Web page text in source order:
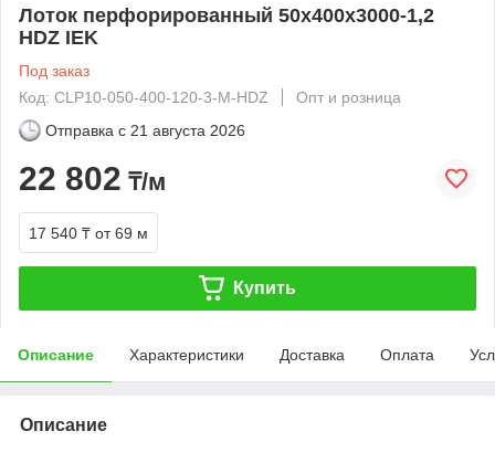
Лоток перфорированный 50х400х3000-1,2
HDZ IEK
Под заказ
Код: CLP10-050-400-120-3-M-HDZ
Опт и розница
Отправка с 21 августа 2026
22 802 ₸/м
17 540 ₸ от 69 м
Купить
Описание Характеристики Доставка Оплата
Описание